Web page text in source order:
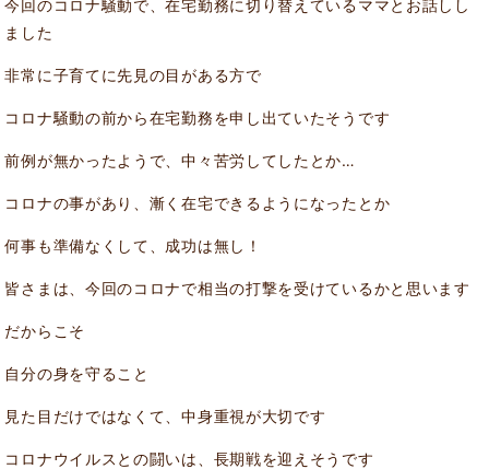
今回のコロナ騒動で、在宅勤務に切り替えているママとお話しし
ました
非常に子育てに先見の目がある方で
コロナ騒動の前から在宅勤務を申し出ていたそうです
前例が無かったようで、中々苦労してしたとか…
コロナの事があり、漸く在宅できるようになったとか
何事も準備なくして、成功は無し！
皆さまは、今回のコロナで相当の打撃を受けているかと思います
だからこそ
自分の身を守ること
見た目だけではなくて、中身重視が大切です
コロナウイルスとの闘いは、長期戦を迎えそうです